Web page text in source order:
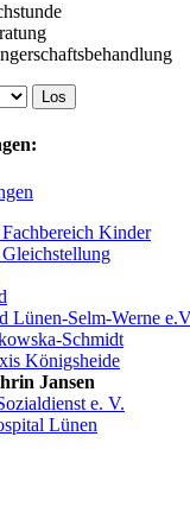
Kinder
Lünen-Selm-Werne
Schmidt
Königsheide
Jansen
e. V.
Lünen